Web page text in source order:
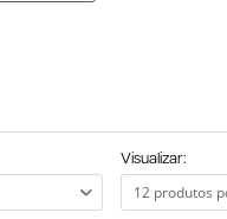
Visualizar: